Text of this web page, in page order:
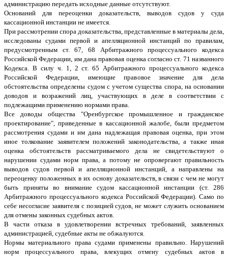
администрацию передать исходные данные отсутствуют.
Оснований для переоценки доказательств, выводов судов у суда
кассационной инстанции не имеется.
При рассмотрении спора доказательства, представленные в материалы дела,
исследованы судами первой и апелляционной инстанций по правилам,
предусмотренным ст. 67, 68 Арбитражного процессуального кодекса
Российской Федерации, им дана правовая оценка согласно ст. 71 названного
Кодекса. В силу ч. 1, 2 ст. 65 Арбитражного процессуального кодекса
Российской Федерации, имеющие правовое значение для дела
обстоятельства определены судом с учетом существа спора, на основании
доводов и возражений лиц, участвующих в деле в соответствии с
подлежащими применению нормами права.
Все доводы общества "Оренбургское промышленное и гражданское
проектирование", приведенные в кассационной жалобе, были предметом
рассмотрения судами и им дана надлежащая правовая оценка, при этом
иное толкование заявителем положений законодательства, а также иная
оценка обстоятельств рассматриваемого дела не свидетельствуют о
нарушении судами норм права, а потому не опровергают правильность
выводов судов первой и апелляционной инстанций, а направлены на
переоценку положенных в их основу доказательств, в связи с чем не могут
быть приняты во внимание судом кассационной инстанции (ст. 286
Арбитражного процессуального кодекса Российской Федерации). Само по
себе несогласие заявителя с позицией судов, не может служить основанием
для отмены законных судебных актов.
В части отказа в удовлетворении встречных требований, заявленных
администрацией, судебные акты не обжалуются.
Нормы материального права судами применены правильно. Нарушений
норм процессуального права, влекущих отмену судебных актов в